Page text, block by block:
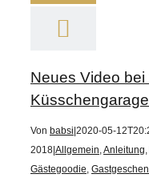
Neues Video bei
Von babsi 2020-05-
2018 Allgemein,Anleitung,
Gästegoodie,